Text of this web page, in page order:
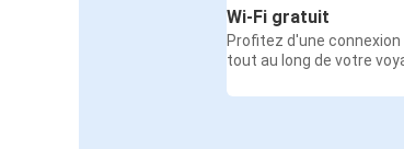
Wi-Fi gratuit
Profitez d'une connexion
tout au long de votre